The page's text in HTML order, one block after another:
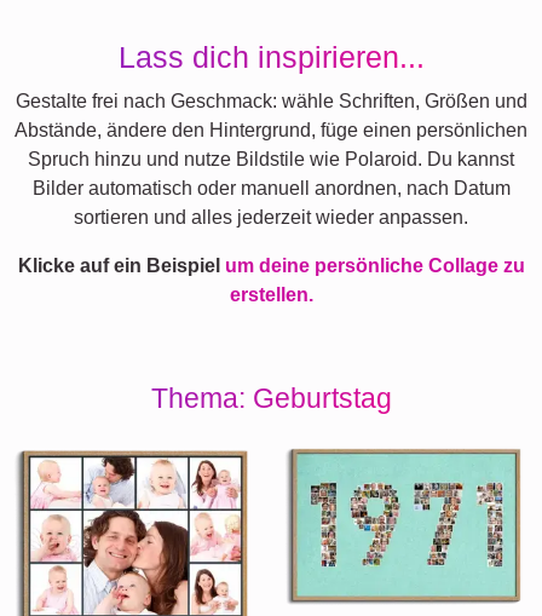
Lass dich inspirieren...
Gestalte frei nach Geschmack: wähle Schriften, Größen und
Abstände, ändere den Hintergrund, füge einen persönlichen
Spruch hinzu und nutze Bildstile wie Polaroid. Du kannst
Bilder automatisch oder manuell anordnen, nach Datum
sortieren und alles jederzeit wieder anpassen.
Klicke auf ein Beispiel um deine persönliche Collage zu
erstellen.
Thema: Geburtstag